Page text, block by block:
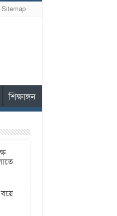
Sitemap
শিক্ষাঙ্গন